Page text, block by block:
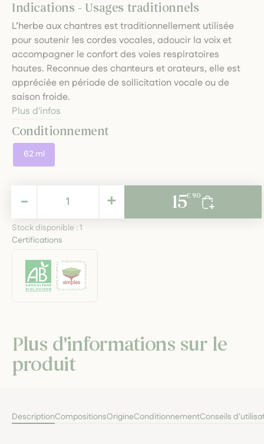
Indications - Usages traditionnels
L’herbe aux chantres est traditionnellement utilisée
pour soutenir les cordes vocales, adoucir la voix et
accompagner le confort des voies respiratoires
hautes. Reconnue des chanteurs et orateurs, elle est
appréciée en période de sollicitation vocale ou de
saison froide.
Plus d'infos
Conditionnement
62 ml
15,90 € TTC+
- 15€ 90
Stock disponible :1
Certifications
Plus d'informations sur le
produit
DescriptionCompositionsOrigineConditionnementConseils